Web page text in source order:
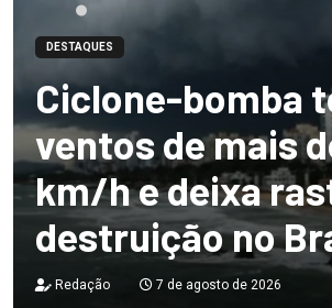
DESTAQUES
Ciclone-bomba
ventos de mais
km/h e deixa
destruição no
Redação 7 de agosto de 2026